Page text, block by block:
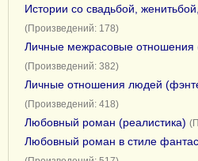
Истории со свадьбой,
(Произведений: 178)
Личные межрасовые отношения
(Произведений: 382)
Личные отношения людей
(Произведений: 418)
Любовный роман (реалистика)
Любовный роман в стиле